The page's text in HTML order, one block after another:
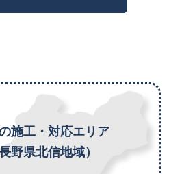
施工・対応エリア
長野県北信地域）